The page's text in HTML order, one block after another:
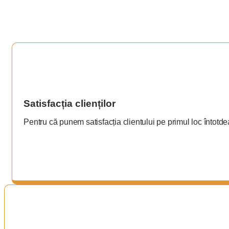
Satisfacția clienților
Pentru că punem satisfacția clientului pe primul loc